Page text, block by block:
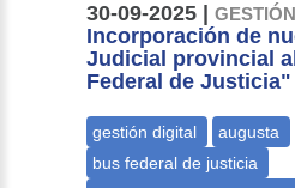
30-09-2025 |
Incorporación de
Judicial provincial
Federal de Justicia"